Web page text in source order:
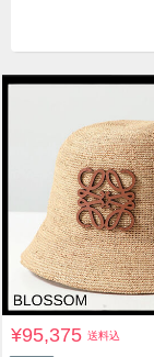
¥95,375送料込